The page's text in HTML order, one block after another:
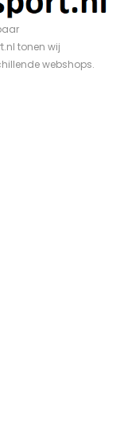
tonen wij
webshops.